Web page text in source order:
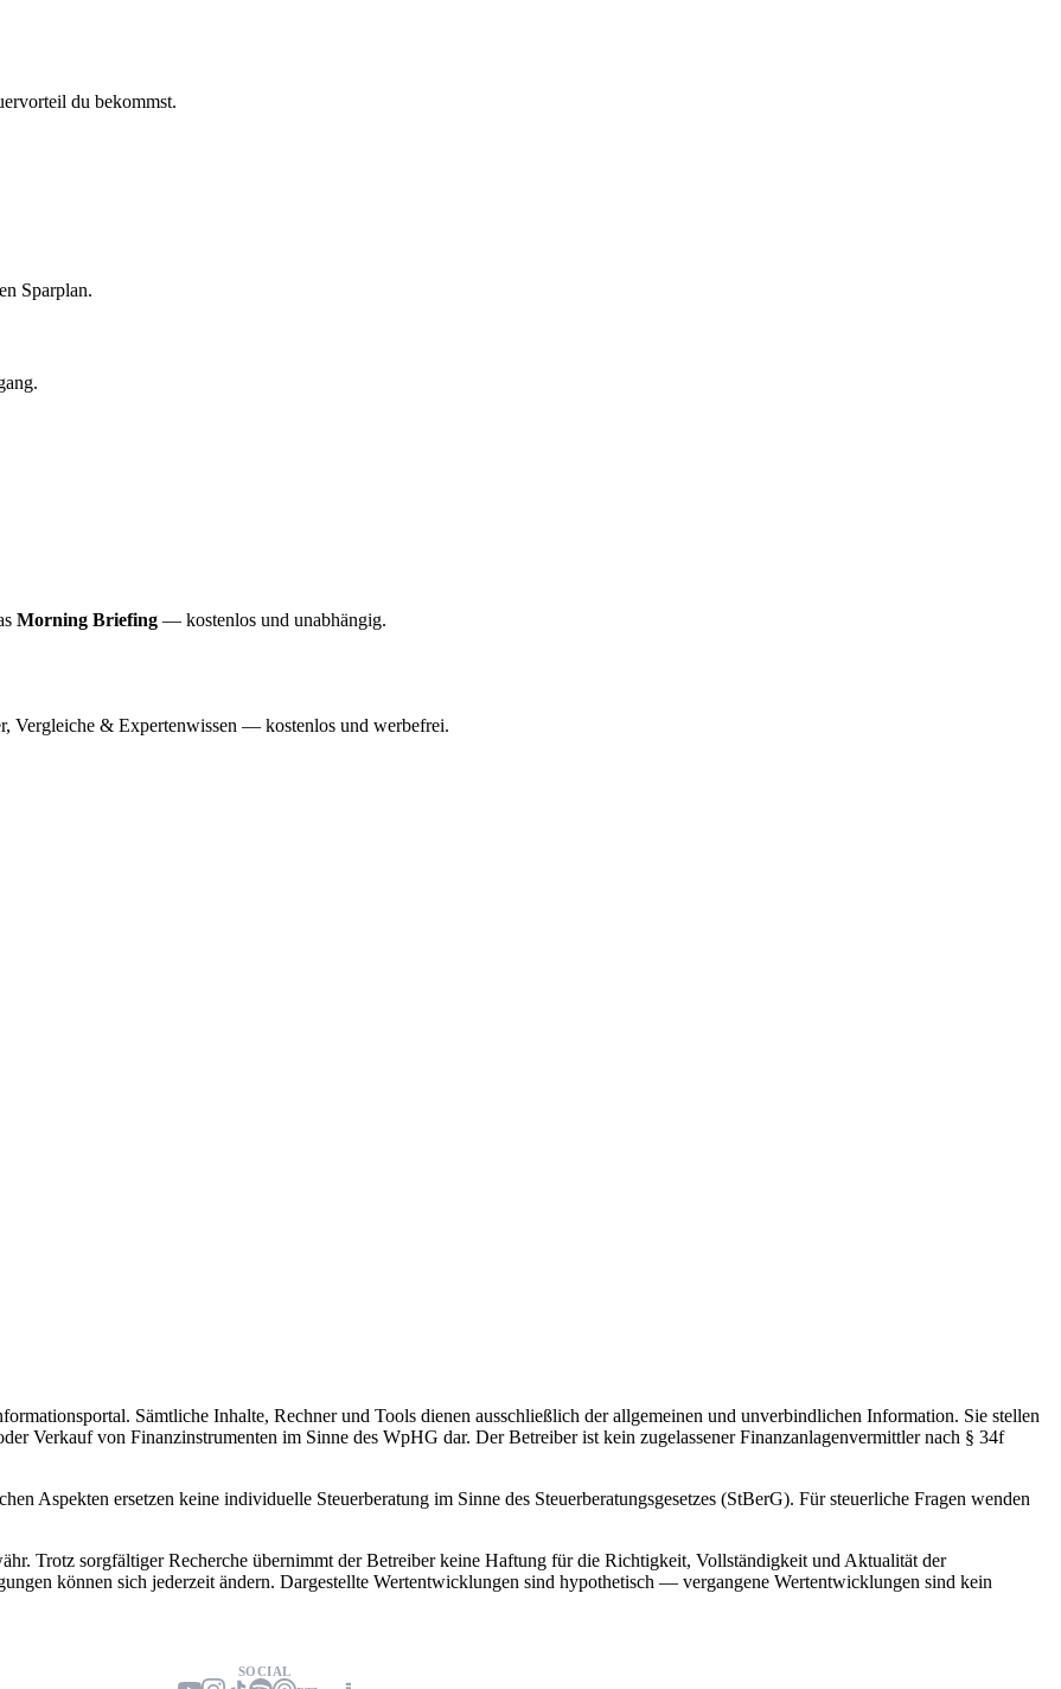
du bekommst.
Sparplan.
Morning Briefing — kostenlos und unabhängig.
Vergleiche & Expertenwissen — kostenlos und werbefrei.
Sämtliche Inhalte, Rechner und Tools dienen ausschließlich der allgemeinen und unverbindlichen Information. Sie stellen
Verkauf von Finanzinstrumenten im Sinne des WpHG dar. Der Betreiber ist kein zugelassener Finanzanlagenvermittler nach § 34f
Aspekten ersetzen keine individuelle Steuerberatung im Sinne des Steuerberatungsgesetzes (StBerG). Für steuerliche Fragen wenden
Trotz sorgfältiger Recherche übernimmt der Betreiber keine Haftung für die Richtigkeit, Vollständigkeit und Aktualität der
können sich jederzeit ändern. Dargestellte Wertentwicklungen sind hypothetisch — vergangene Wertentwicklungen sind kein
SOCIAL